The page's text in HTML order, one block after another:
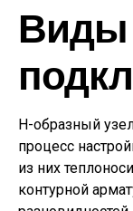
Виды
Н-образный
процесс
из них
контурной